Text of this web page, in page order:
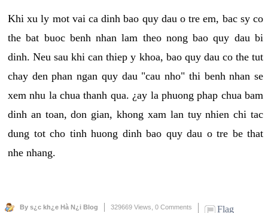
Khi xu ly mot vai ca dinh bao quy dau o tre em, bac sy co
the bat buoc benh nhan lam theo nong bao quy dau bi
dinh. Neu sau khi can thiep y khoa, bao quy dau co the tut
chay den phan ngan quy dau "cau nho" thi benh nhan se
xem nhu la chua thanh qua. ¿ay la phuong phap chua bam
dinh an toan, don gian, khong xam lan tuy nhien chi tac
dung tot cho tinh huong dinh bao quy dau o tre be that
nhe nhang.
By s¿c kh¿e Hà N¿i Blog 329669 Views, 0 Comments Flag